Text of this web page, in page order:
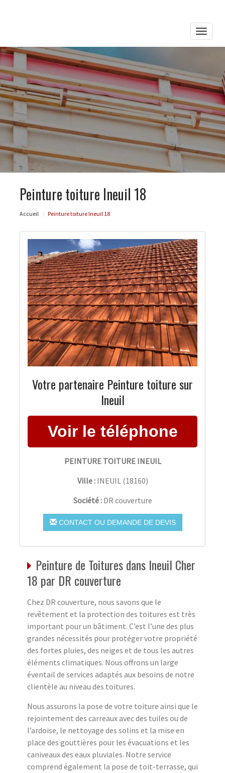
Toggle
Peinture toiture Ineuil 18
Accueil Peinture toiture Ineuil 18
Votre partenaire Peinture toiture sur
Ineuil
PEINTURE TOITURE INEUIL
Ville : INEUIL(18160)
Société : DR couverture
CONTACT OU DEMANDE DE DEVIS
Peinture de Toitures dans Ineuil Cher
18 par DR couverture
Chez DR couverture, nous savons que le
revêtement et la protection des toitures est très
important pour un bâtiment. C’est l’une des plus
grandes nécessités pour protéger votre propriété
des fortes pluies, des neiges et de tous les autres
éléments climatiques. Nous offrons un large
éventail de services adaptés aux besoins de notre
clientèle au niveau des toitures.
Nous assurons la pose de votre toiture ainsi que le
rejointement des carreaux avec des tuiles ou de
l’ardoise, le nettoyage des solins et la mise en
place des gouttières pour les évacuations et les
caniveaux des eaux pluviales. Notre service
comprend également la pose de toit-terrasse, qui